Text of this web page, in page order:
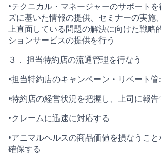
•テクニカル・マネージャーのサポート
ズに基いた情報の提供、セミナーの実施
上直面している問題の解決に向けた戦略
ションサービスの提供を行う
３． 担当特約店の流通管理を行なう
•担当特約店のキャンペーン・リベート管
•特約店の経営状況を把握し、上司に報告
•クレームに迅速に対応する
•アニマルヘルスの商品価値を損なうこ
確保する